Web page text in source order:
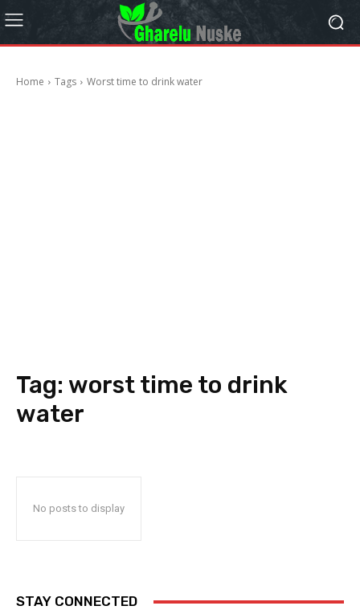
Home Tags Worst time to drink water
Tag: worst time to drink
water
No posts to display
STAY CONNECTED